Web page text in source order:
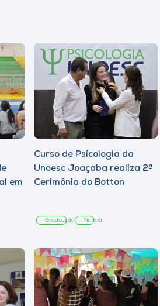
em
Curso de Psicologia da
Unoesc Joaçaba realiza 2ª
Cerimônia do Botton
Graduação Notícia